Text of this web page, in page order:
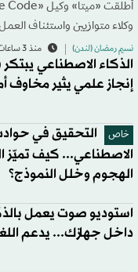
وكلاء متوازيين واستئناف
نسيم رمضان (لندن) منذ 3 ساعات
الذكاء الاصطناعي
إنجاز علمي يثير مخاوف
خاص
التحقيق في
الاصطناعي... كيف تميّز
الهجوم وخلل النموذج؟
استوديو صوت يعمل
داخل جهازك... يدعم